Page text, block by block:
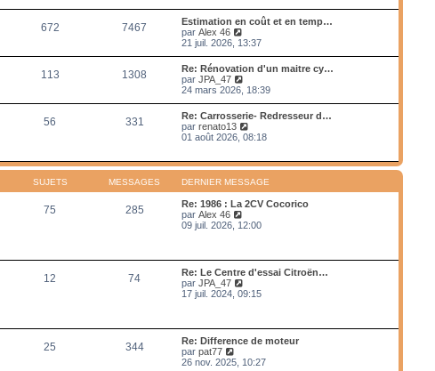
e
s
s
a
g
e
n
i
r
m
e
s
s
a
g
e
e
d
e
r
n
e
r
m
e
s
s
g
672 7467
Estimation en coût et en temp…
parAlex 46
o
l
e
d
e
r
n
i
r
m
e
s
s
g
21 juil. 2026, 13:37
113 1308
Re: Rénovation d'un maitre cy…
parJPA_47
o
r
l
e
d
r
i
e
r
e
a
g
24 mars 2026, 18:39
56 331
Re: Carrosserie- Redresseur d…
parrenato13
o
l
e
e
r
n
i
m
e
s
e
01 août 2026, 08:18
SUJETS MESSAGES DERNIER MESSAGE
75 285
Re: 1986 : La 2CV Cocorico
parAlex 46
o
d
e
r
e
r
e
09 juil. 2026, 12:00
12 74
Re: Le Centre d'essai Citroën…
parJPA_47
o
d
e
r
17 juil. 2024, 09:15
25 344
Re: Difference de moteur
parpat77
o
26 nov. 2025, 10:27